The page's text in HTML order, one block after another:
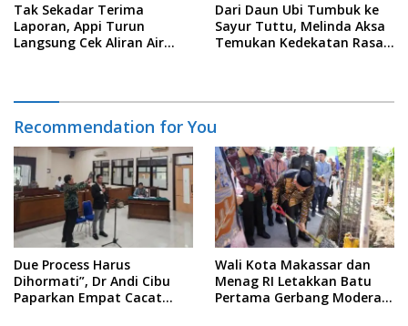
Tak Sekadar Terima
Laporan, Appi Turun
Langsung Cek Aliran Air
Dari Daun Ubi Tumbuk ke
Sayur Tuttu, Melinda Aksa
Temukan Kedekatan Rasa
Recommendation for You
Due Process Harus
Dihormati”, Dr Andi Cibu
Paparkan Empat Cacat
Wali Kota Makassar dan
Menag RI Letakkan Batu
Pertama Gerbang Moderasi